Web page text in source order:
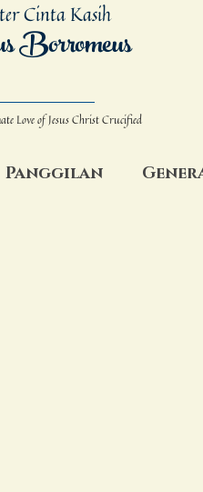
Borromeus
Cinta Kasih
Loveof Jesus Christ Crucified
Panggilan